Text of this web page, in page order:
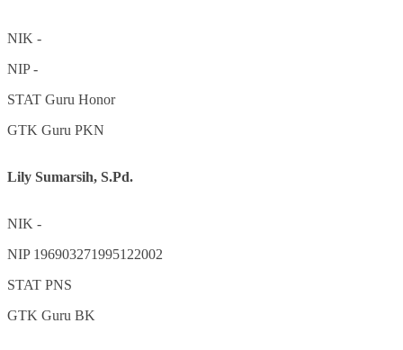
NIK -
NIP-
STAT Guru Honor
GTK Guru PKN
Lily Sumarsih, S.Pd.
NIK -
NIP 196903271995122002
STAT PNS
GTK Guru BK